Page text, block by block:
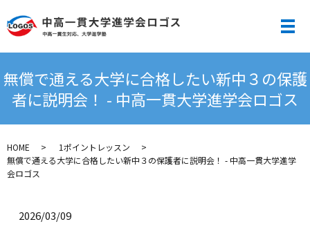
メ
無償で通える大学に合格したい新中３の保護
者に説明会！ - 中高一貫大学進学会ロゴス
HOME
1ポイントレッスン
無償で通える大学に合格したい新中３の保護者に説明会！ - 中高一貫大学進学
会ロゴス
2026/03/09